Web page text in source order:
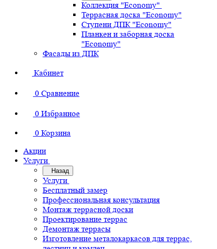
Коллекция "Economy"
Террасная доска "Economy"
Ступени ДПК "Economy"
Планкен и заборная доска
"Economy"
Фасады из ДПК
Кабинет
0 Сравнение
0 Избранное
0 Корзина
Акции
Услуги
Назад
Услуги
Бесплатный замер
Профессиональная консультация
Монтаж террасной доски
Проектирование террас
Демонтаж террасы
Изготовление металокаркасов для террас,